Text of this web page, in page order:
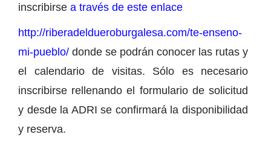
inscribirse a través de este enlace
http://riberadeldueroburgalesa.com/te-enseno-
mi-pueblo/ donde se podrán conocer las rutas y
el calendario de visitas. Sólo es necesario
inscribirse rellenando el formulario de solicitud
y desde la ADRI se confirmará la disponibilidad
y reserva.